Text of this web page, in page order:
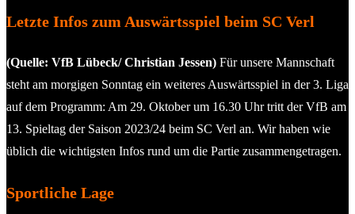
Letzte Infos zum Auswärtsspiel beim SC Verl
(Quelle: VfB Lübeck/ Christian Jessen) Für unsere Mannschaft
steht am morgigen Sonntag ein weiteres Auswärtsspiel in der 3. Liga
auf dem Programm: Am 29. Oktober um 16.30 Uhr tritt der VfB am
13. Spieltag der Saison 2023/24 beim SC Verl an. Wir haben wie
üblich die wichtigsten Infos rund um die Partie zusammengetragen.
Sportliche Lage